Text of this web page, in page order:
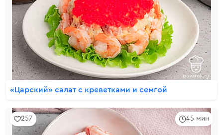
«Царский» салат с креветками и семгой
45 мин
257